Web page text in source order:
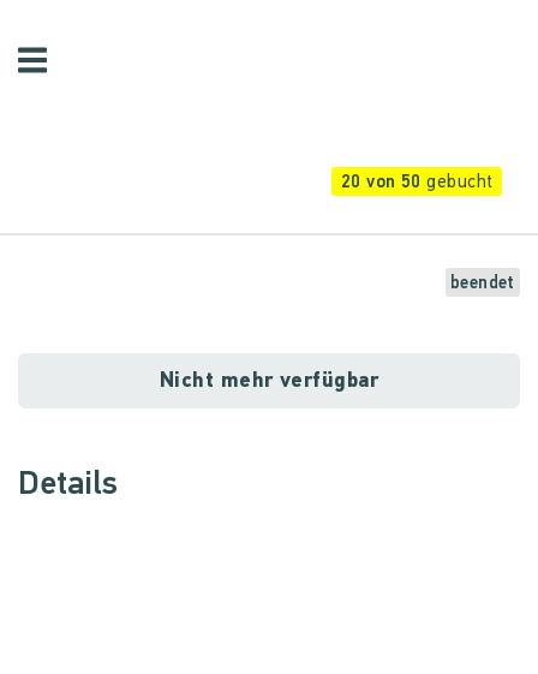
20 von 50gebucht
beendet
Nicht mehr verfügbar
Details